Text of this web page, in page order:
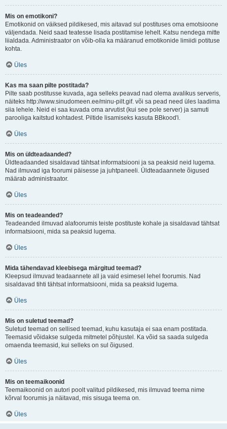
Mis on emotikoni?
Emotikonid on väiksed pildikesed, mis aitavad sul postituses oma emotsioone
väljendada. Neid saad teatesse lisada postitamise lehelt. Katsu nendega mitte
liialdada. Administraator on võib-olla ka määranud emotikonide limiidi potituse
kohta.
Üles
Kas ma saan pilte postitada?
Pilte saab postitusse kuvada, aga selleks peavad nad olema avalikus serveris,
näiteks http://www.sinudomeen.ee/minu-pilt.gif. või sa pead need üles laadima
siia lehele. Neid ei saa kuvada oma arvutist (kui see pole server) ja samuti
parooliga kaitstud kohtadest. Piltide lisamiseks kasuta BBkood'i.
Üles
Mis on üldteadaanded?
Üldteadaanded sisaldavad tähtsat informatsiooni ja sa peaksid neid lugema.
Nad ilmuvad iga foorumi päisesse ja juhtpaneeli. Üldteadaannete õigused
määrab administraator.
Üles
Mis on teadeanded?
Teadeanded ilmuvad alafoorumis teiste postituste kohale ja sisaldavad tähtsat
informatsiooni, mida sa peaksid lugema.
Üles
Mida tähendavad kleebisega märgitud teemad?
Kleepsud ilmuvad teadaannete all ja vaid esimesel lehel foorumis. Nad
sisaldavad tihti tähtsat informatsiooni, mida sa peaksid lugema.
Üles
Mis on suletud teemad?
Suletud teemad on sellised teemad, kuhu kasutaja ei saa enam postitada.
Teemasid võidakse sulgeda mitmetel põhjustel. Ka võid sa saada sulgeda
omaenda teemasid, kui selleks on sul õigused.
Üles
Mis on teemaikoonid
Teemaikoonid on autori poolt valitud pildikesed, mis ilmuvad teema nime
kõrval foorumis ja näitavad, mis sisuga teema on.
Üles